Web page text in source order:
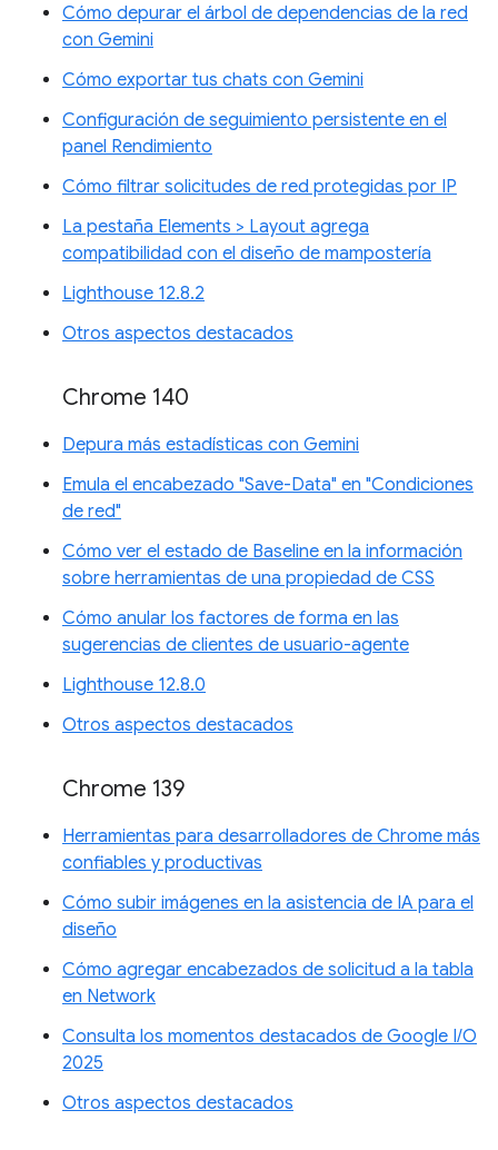
Cómo depurar el árbol de dependencias de la red
con Gemini
Cómo exportar tus chats con Gemini
Configuración de seguimiento persistente en el
panel Rendimiento
Cómo filtrar solicitudes de red protegidas por IP
La pestaña Elements > Layout agrega
compatibilidad con el diseño de mampostería
Lighthouse 12.8.2
Otros aspectos destacados
Chrome 140
Depura más estadísticas con Gemini
Emula el encabezado "Save-Data" en "Condiciones
de red"
Cómo ver el estado de Baseline en la información
sobre herramientas de una propiedad de CSS
Cómo anular los factores de forma en las
sugerencias de clientes de usuario-agente
Lighthouse 12.8.0
Otros aspectos destacados
Chrome 139
Herramientas para desarrolladores de Chrome más
confiables y productivas
Cómo subir imágenes en la asistencia de IA para el
diseño
Cómo agregar encabezados de solicitud a la tabla
en Network
Consulta los momentos destacados de Google I/O
2025
Otros aspectos destacados